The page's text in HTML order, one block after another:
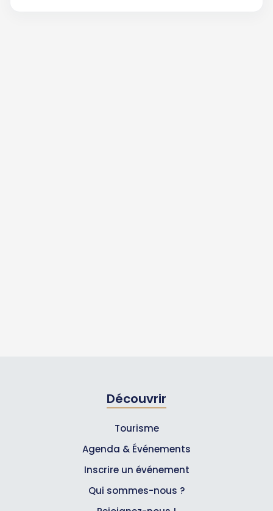
Découvrir
Tourisme
Agenda & Événements
Inscrire un événement
Qui sommes-nous ?